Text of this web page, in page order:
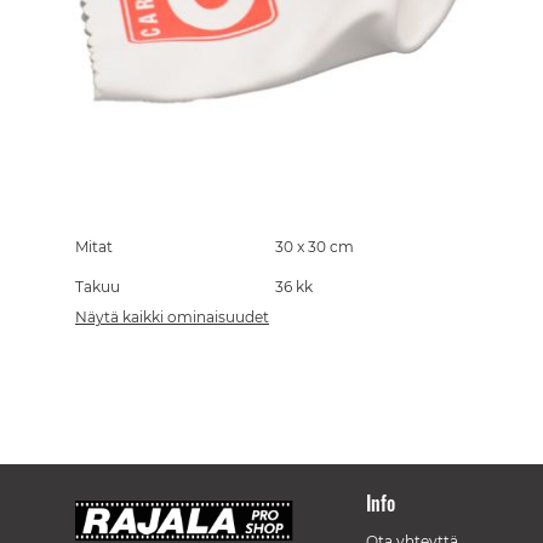
the
of
the
images
Mitat 30 x 30 cm
Takuu
36 kk
Näytä kaikki ominaisuudet
Info